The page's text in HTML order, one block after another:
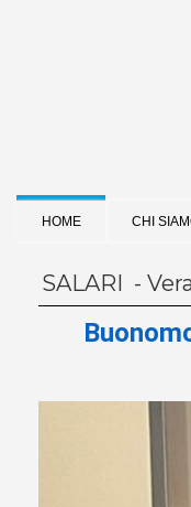
HOME CHI
SALARI -